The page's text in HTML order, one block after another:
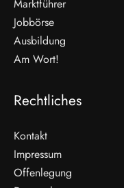
WEITERLESEN
Marktführer
Jobbörse
Ausbildung
Am Wort!
Rechtliches
Kontakt
Impressum
Offenlegung